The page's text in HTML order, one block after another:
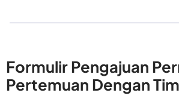
Formulir Pengajuan
Pertemuan Dengan